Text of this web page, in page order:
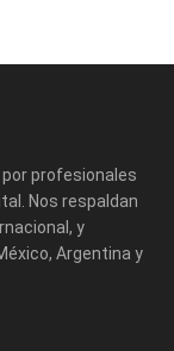
profesionales
Nos respaldan
y
Argentina y